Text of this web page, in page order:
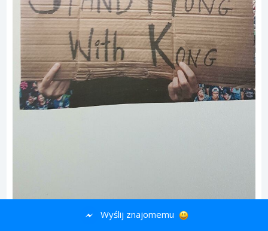
Wyślij znajomemu